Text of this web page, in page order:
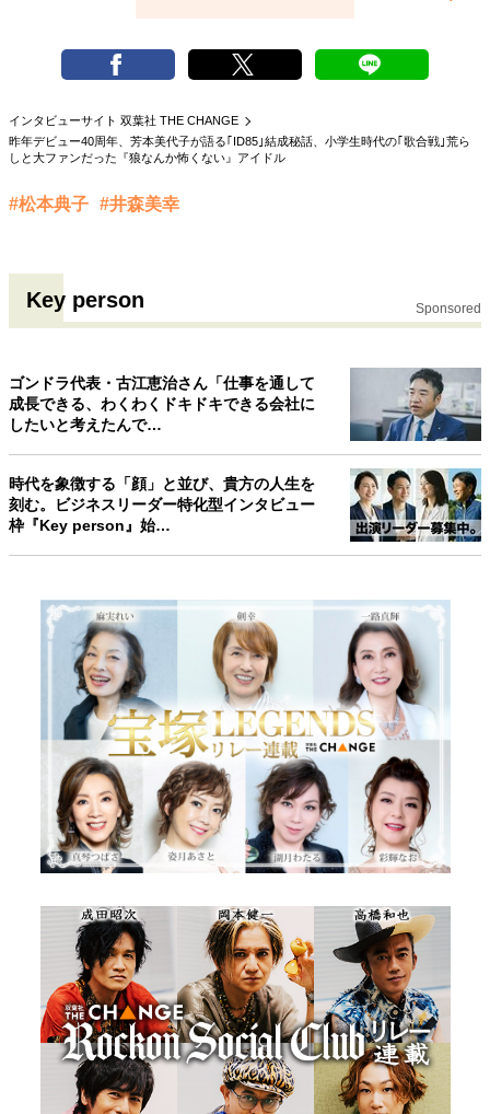
インタビューサイト 双葉社 THE CHANGE
昨年デビュー40周年、芳本美代子が語る｢ID85｣結成秘話、小学生時代の｢歌合戦｣荒ら
しと大ファンだった『狼なんか怖くない』アイドル
#松本典子 #井森美幸
Key person Sponsored
ゴンドラ代表・古江恵治さん「仕事を通して
成長できる、わくわくドキドキできる会社に
したいと考えたんで…
時代を象徴する「顔」と並び、貴方の人生を
刻む。ビジネスリーダー特化型インタビュー
枠『Key person』始…